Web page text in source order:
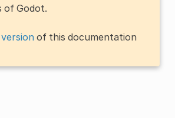
of Godot.
of this documentation